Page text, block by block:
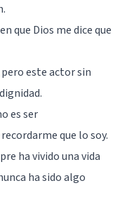
que Dios me dice que
pero este actor sin
es ser
que lo soy.
ha vivido una vida
ha sido algo